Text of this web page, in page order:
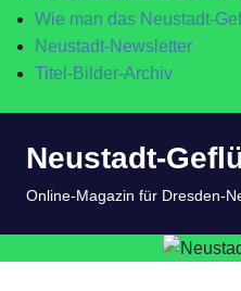
Wie man das Neustadt-
Neustadt-Newsletter
Titel-Bilder-Archiv
InhaltNeustadt-
Online-Magazin für Dresden-